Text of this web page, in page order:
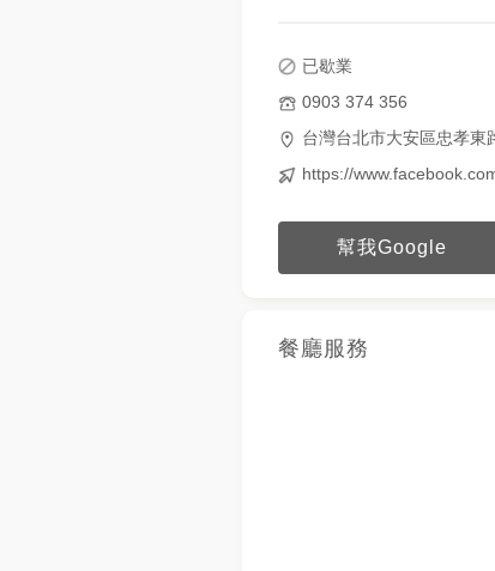
已歇業
0903 374 356
台灣台北市大安區忠孝東
https://
幫我Google
餐廳服務